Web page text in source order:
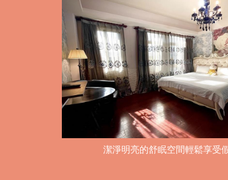
潔淨明亮的舒眠空間輕鬆享受